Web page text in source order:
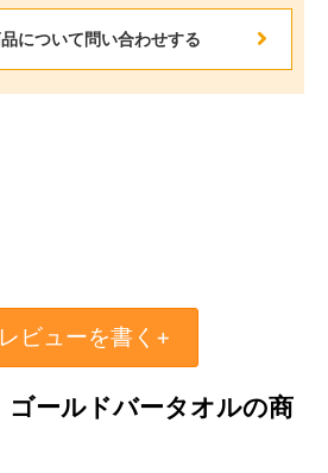
について問い合わせする
ビューを書く+
ールドバータオルの商